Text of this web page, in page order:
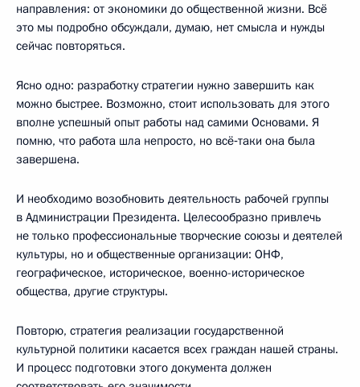
направления: от экономики до общественной жизни. Всё
это мы подробно обсуждали, думаю, нет смысла и нужды
сейчас повторяться.
Ясно одно: разработку стратегии нужно завершить как
можно быстрее. Возможно, стоит использовать для этого
вполне успешный опыт работы над самими Основами. Я
помню, что работа шла непросто, но всё‑таки она была
завершена.
И необходимо возобновить деятельность рабочей группы
в Администрации Президента. Целесообразно привлечь
не только профессиональные творческие союзы и деятелей
культуры, но и общественные организации: ОНФ,
географическое, историческое, военно-историческое
общества, другие структуры.
Повторю, стратегия реализации государственной
культурной политики касается всех граждан нашей страны.
И процесс подготовки этого документа должен